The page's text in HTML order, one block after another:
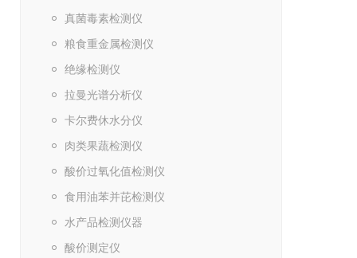
真菌毒素检测仪
粮食重金属检测仪
绝缘检测仪
拉曼光谱分析仪
卡尔费休水分仪
肉类果蔬检测仪
酸价过氧化值检测仪
食用油苯并芘检测仪
水产品检测仪器
酸价测定仪